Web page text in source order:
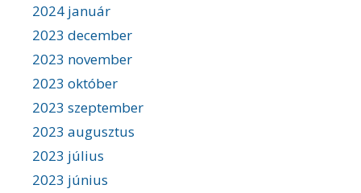
2024 január
2023 december
2023 november
2023 október
2023 szeptember
2023 augusztus
2023 július
2023 június